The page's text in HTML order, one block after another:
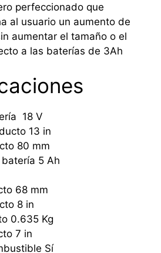
perfeccionado que
al usuario un aumento de
aumentar el tamaño o el
a las baterías de 3Ah
18 V
13 in
80 mm
5 Ah
68 mm
8 in
0.635 Kg
7 in
Sí